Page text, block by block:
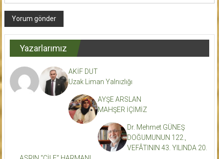
Yazarlarımız
AKİF DUT
Uzak Liman Yalnızlığı
AYŞE ARSLAN
MAHŞER İÇİMİZ
Dr. Mehmet GÜNEŞ
DOĞUMUNUN 122.,
VEFÂTININ 43. YILINDA 20.